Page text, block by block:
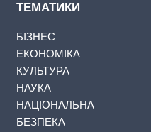
ТЕМАТИКИ
БІЗНЕС
ЕКОНОМІКА
КУЛЬТУРА
НАУКА
НАЦІОНАЛЬНА
БЕЗПЕКА